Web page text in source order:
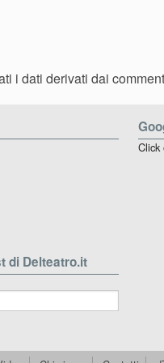
i dati derivati dai
di Delteatro.it
Click